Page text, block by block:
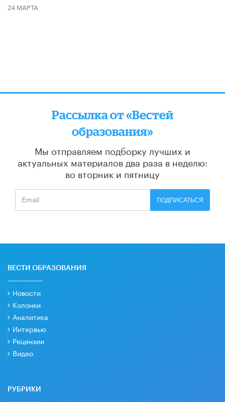
24 МАРТА
Рассылка от «Вестей
образования»
Мы отправляем подборку лучших и
актуальных материалов два раза в неделю:
во вторник и пятницу
ПОДПИСАТЬСЯ
ВЕСТИ ОБРАЗОВАНИЯ
Новости
Колонки
Аналитика
Интервью
Рецензии
Видео
РУБРИКИ